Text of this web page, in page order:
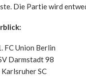
Die Partie wird
FC Union Berlin
Darmstadt 98
SC